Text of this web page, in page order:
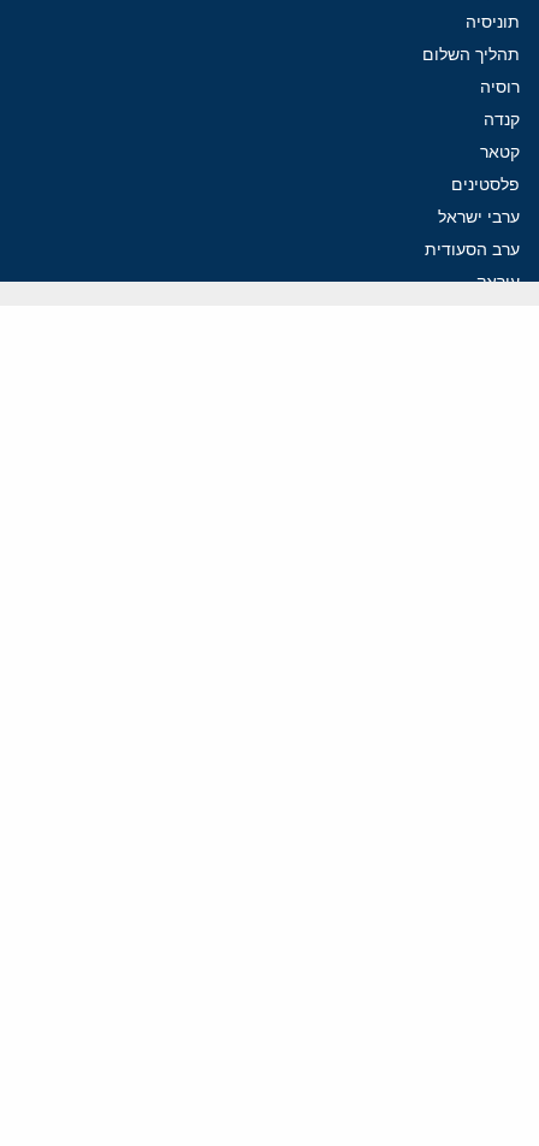
תוניסיה
תהליך השלום
רוסיה
קנדה
קטאר
פלסטינים
ערבי ישראל
ערב הסעודית
עיראק